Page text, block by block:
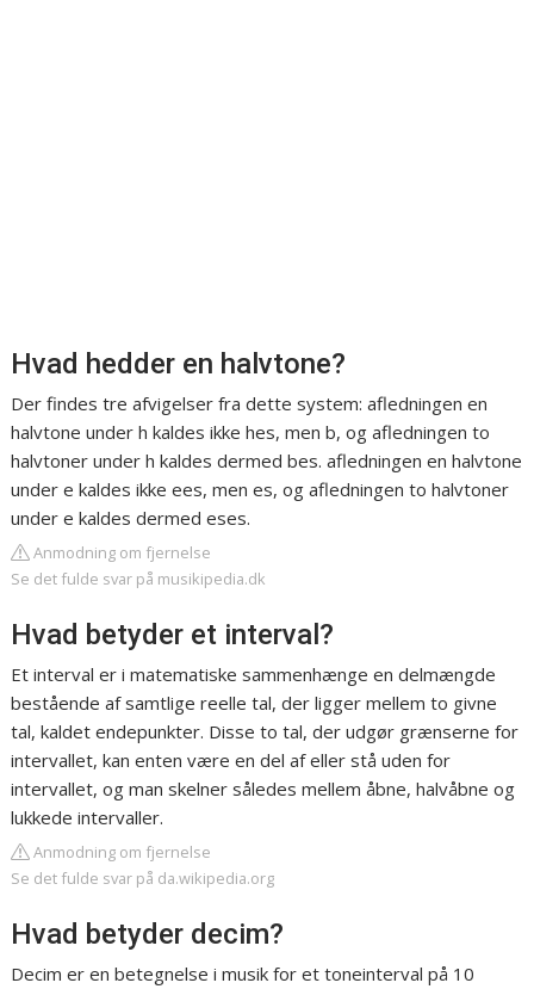
Hvad hedder en halvtone?
Der findes tre afvigelser fra dette system: afledningen en
halvtone under h kaldes ikke hes, men b, og afledningen to
halvtoner under h kaldes dermed bes. afledningen en halvtone
under e kaldes ikke ees, men es, og afledningen to halvtoner
under e kaldes dermed eses.
Anmodning om fjernelse
Se det fulde svar på musikipedia.dk
Hvad betyder et interval?
Et interval er i matematiske sammenhænge en delmængde
bestående af samtlige reelle tal, der ligger mellem to givne
tal, kaldet endepunkter. Disse to tal, der udgør grænserne for
intervallet, kan enten være en del af eller stå uden for
intervallet, og man skelner således mellem åbne, halvåbne og
lukkede intervaller.
Anmodning om fjernelse
Se det fulde svar på da.wikipedia.org
Hvad betyder decim?
Decim er en betegnelse i musik for et toneinterval på 10